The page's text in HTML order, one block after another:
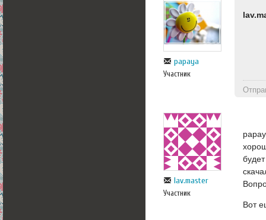
papaya
Участник
lav.master
Участник
Вот